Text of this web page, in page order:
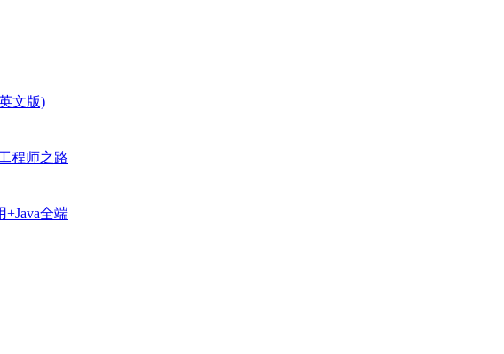
文版)
程师之路
+Java全端